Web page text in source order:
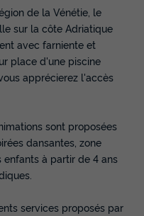
- Mobil-home |
| Terrasse
1
Animaux autorisés *
de la Vénétie, le
sur la côte Adriatique
avec farniente et
place d'une piscine
apprécierez l'accès
sont proposées
dansantes, zone
à partir de 4 ans
services proposés par